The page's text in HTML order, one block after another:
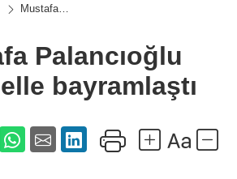
Mustafa
bayramlaştı
Palancıoğlu
bayramlaştı